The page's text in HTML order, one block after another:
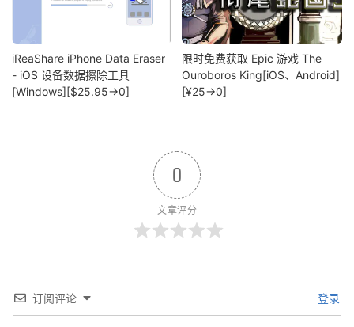
iReaShare iPhone Data Eraser
- iOS 设备数据擦除工具
[Windows][$25.95→0]
限时免费获取 Epic 游戏 The
Ouroboros King[iOS、Android]
[¥25→0]
0
文章评分
订阅评论 登录